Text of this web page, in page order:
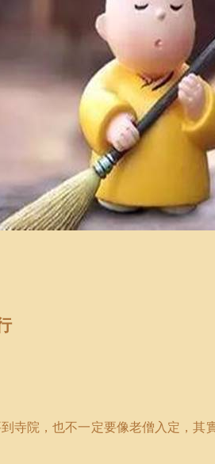
寺院，也不一定要像老僧入定，